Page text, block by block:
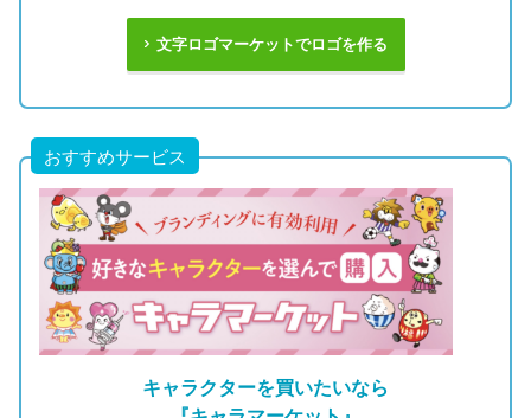
文字ロゴマーケットでロゴを作る
おすすめサービス
キャラクターを買いたいなら